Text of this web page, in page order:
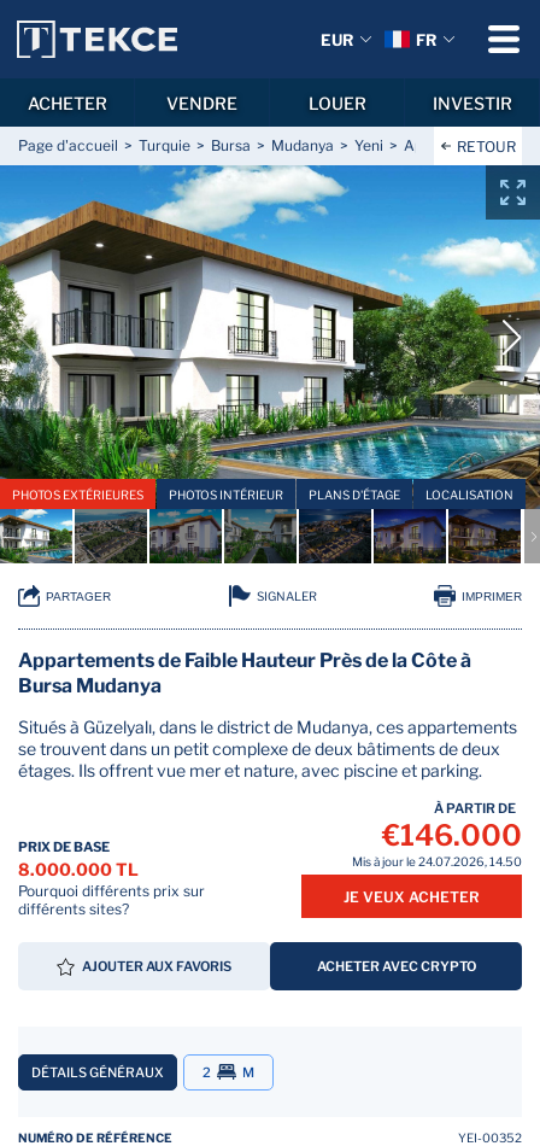
Page d'accueil Turquie Bursa Mudanya Yeni Appartements de
RETOUR
PHOTOS EXTÉRIEURES PHOTOS INTÉRIEUR PLANS D'ÉTAGE LOCALISATION
PARTAGER SIGNALER IMPRIMER
Appartements de Faible Hauteur Près de la Côte à
Bursa Mudanya
Situés à Güzelyalı, dans le district de Mudanya, ces appartements
se trouvent dans un petit complexe de deux bâtiments de deux
étages. Ils offrent vue mer et nature, avec piscine et parking.
PRIX DE BASE
8.000.000 TL
Pourquoi différents prix sur
différents sites?
À PARTIR DE
€146.000
Mis à jour le 24.07.2026, 14.50
JE VEUX ACHETER
AJOUTER AUX FAVORIS ACHETER AVEC CRYPTO
DÉTAILS GÉNÉRAUX 2 M
NUMÉRO DE RÉFÉRENCE YEI-00352
EUR FR
ACHETER VENDRE LOUER INVESTIR